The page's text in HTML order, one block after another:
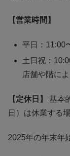
【営業時間】
平日：11:00
土日祝：
店舗や階に
【定休日】
基本
日）は休業する
2025年の年末年